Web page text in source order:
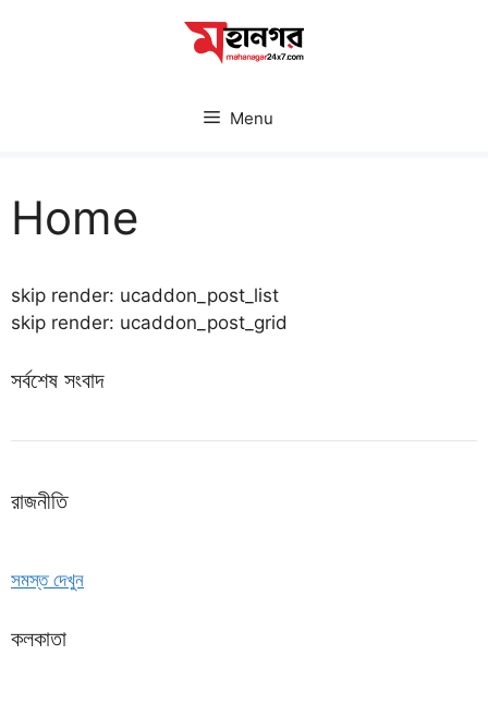
Menu
Home
skip render: ucaddon_post_list
skip render: ucaddon_post_grid
সর্বশেষ সংবাদ
রাজনীতি
সমস্ত দেখুন
কলকাতা